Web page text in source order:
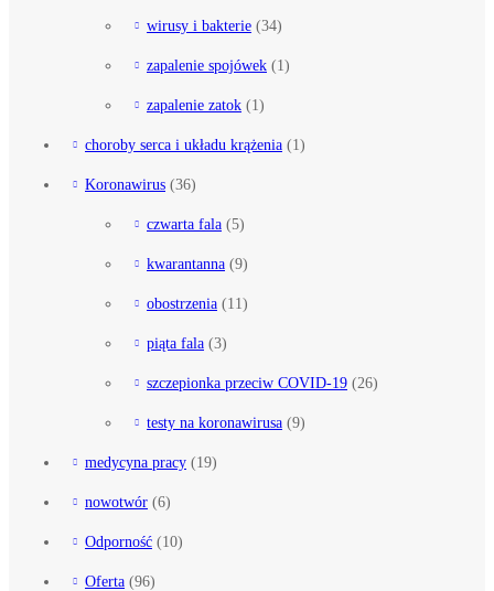
wirusy i bakterie (34)
zapalenie spojówek (1)
zapalenie zatok (1)
choroby serca i układu krążenia (1)
Koronawirus (36)
czwarta fala (5)
kwarantanna (9)
obostrzenia (11)
piąta fala (3)
szczepionka przeciw COVID-19 (26)
testy na koronawirusa (9)
medycyna pracy (19)
nowotwór (6)
Odporność (10)
Oferta (96)